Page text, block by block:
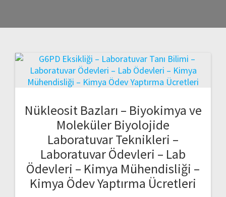
Nükleosit Bazları – Biyokimya ve
Moleküler Biyolojide
Laboratuvar Teknikleri –
Laboratuvar Ödevleri – Lab
Ödevleri – Kimya Mühendisliği –
Kimya Ödev Yaptırma Ücretleri